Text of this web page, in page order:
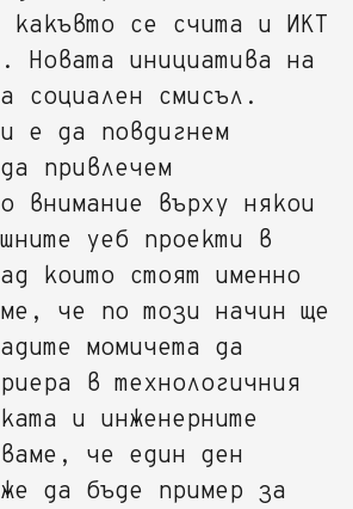
какъвто се счита и ИКТ
Новата инициатива на
социален смисъл.
е да повдигнем
привлечем
внимание върху някои
уеб проекти в
които стоят именно
че по този начин ще
момичета да
в технологичния
и инженерните
че един ден
да бъде пример за